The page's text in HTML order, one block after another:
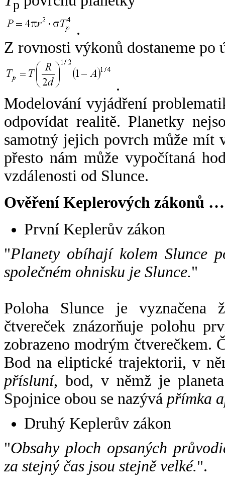
p
.
Z rovnosti výkonů dostaneme po
.
Modelování vyjádření
odpovídat realitě. Planetky
samotný jejich povrch může mít
přesto nám může vypočítaná
vzdálenosti od Slunce.
Ověření Keplerových zákonů …
První Keplerův zákon
"Planety obíhají kolem Slunce
společném ohnisku je Slunce."
Poloha Slunce je vyznačena
čtvereček znázorňuje polohu
zobrazeno modrým čtverečkem.
Bod na eliptické trajektorii, v
přísluní, bod, v němž je
Spojnice obou se nazývá přímka
Druhý Keplerův zákon
"Obsahy ploch opsaných
za stejný čas jsou stejně velké.".